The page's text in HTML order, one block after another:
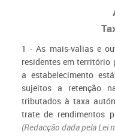
1 - As mais-valias e
residentes em território
a estabelecimento
sujeitos a retenção
tributados à taxa
trate de rendimentos
(Redacção dada pelaLei